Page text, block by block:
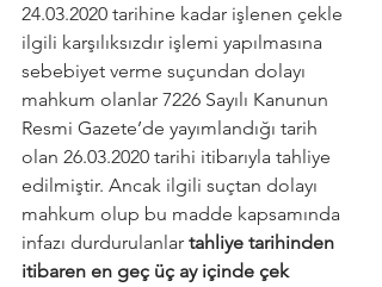
24.03.2020 tarihine kadar işlenen çekle
ilgili karşılıksızdır işlemi yapılmasına
sebebiyet verme suçundan dolayı
mahkum olanlar 7226 Sayılı Kanunun
Resmi Gazete’de yayımlandığı tarih
olan 26.03.2020 tarihi itibarıyla tahliye
edilmiştir. Ancak ilgili suçtan dolayı
mahkum olup bu madde kapsamında
infazı durdurulanlar tahliye tarihinden
itibaren en geç üç ay içinde çek